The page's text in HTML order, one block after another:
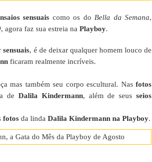
sensuais como os do Bella da Semana,
, agora faz sua estreia na Playboy.
sensuais, é de deixar qualquer homem louco de
ficaram realmente incríveis.
mas também seu corpo escultural. Nas fotos
de Dalila Kindermann, além de seusseios
fotos da linda Dalila Kindermann na Playboy.